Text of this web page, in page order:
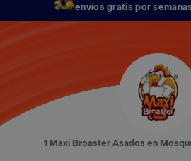
envíos gratis por semanas
1 Maxi Broaster Asados en